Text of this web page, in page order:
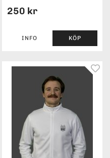
250 kr
INFO KÖP